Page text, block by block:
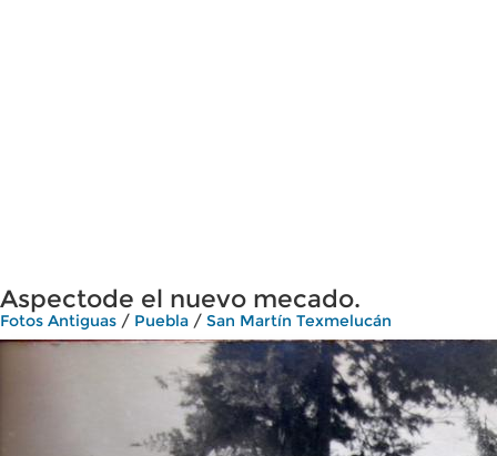
Aspectode el nuevo mecado.
Fotos Antiguas / Puebla / San Martín Texmelucán